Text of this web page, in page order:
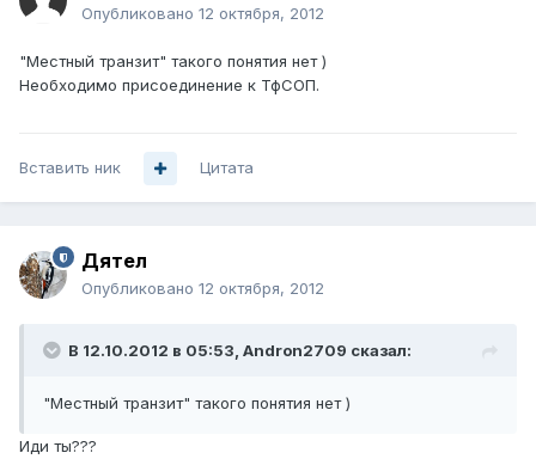
Опубликовано 12 октября, 2012
"Местный транзит" такого понятия нет )
Необходимо присоединение к ТфСОП.
Вставить ник Цитата
Дятел
Опубликовано 12 октября, 2012
В 12.10.2012 в 05:53, Andron2709 сказал:
"Местный транзит" такого понятия нет )
Иди ты???